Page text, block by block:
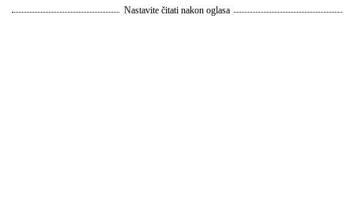
Nastavite čitati nakon oglasa